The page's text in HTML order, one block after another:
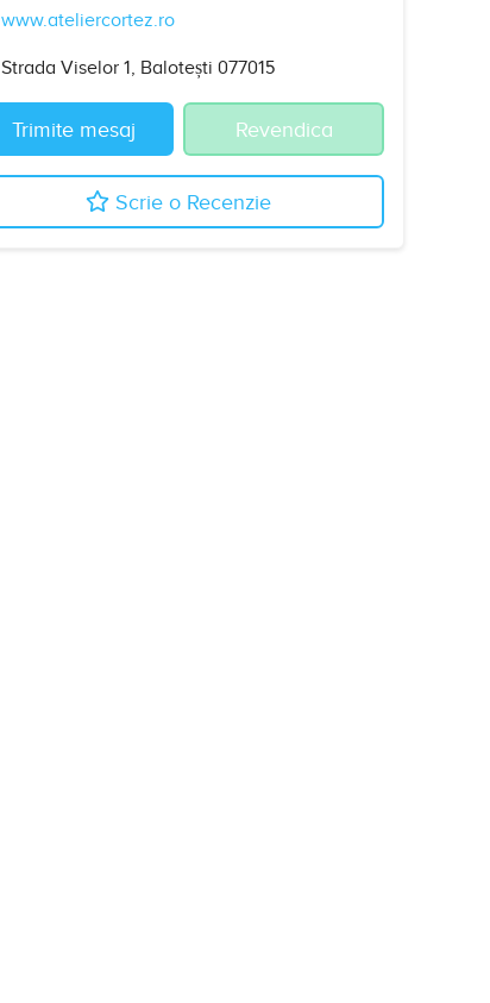
www.ateliercortez.ro
Strada Viselor 1, Balotești 077015
Trimite mesaj Revendica
Scrie o Recenzie